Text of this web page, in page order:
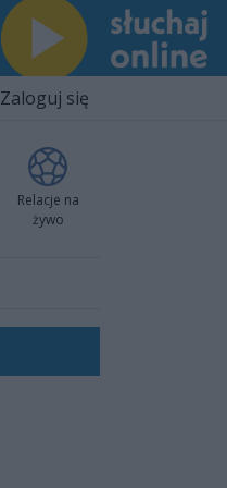
Zaloguj się
Relacje na
żywo